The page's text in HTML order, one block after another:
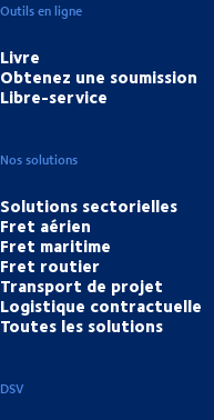
Outils en ligne
Livre
Obtenez une soumission
Libre-service
Nos solutions
Solutions sectorielles
Fret aérien
Fret maritime
Fret routier
Transport de projet
Logistique contractuelle
Toutes les solutions
DSV